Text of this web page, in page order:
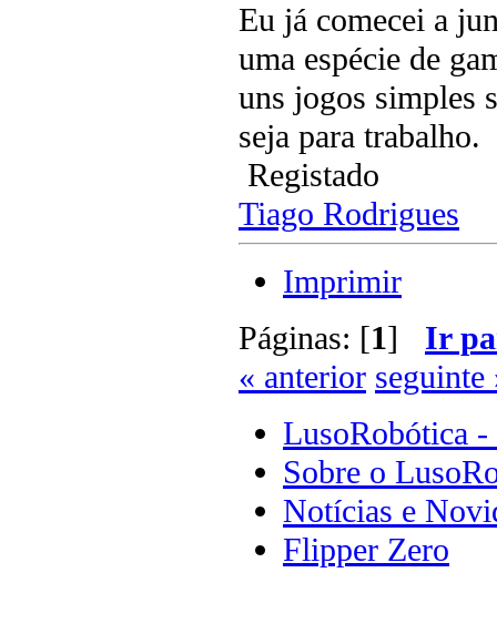
Eu já comecei a
uma espécie de
uns jogos simples
seja para trabalho.
Registado
Tiago Rodrigues
Imprimir
Páginas: [1] Ir
« anterior seguinte
LusoRobótica -
Sobre o
Notícias e
Flipper Zero